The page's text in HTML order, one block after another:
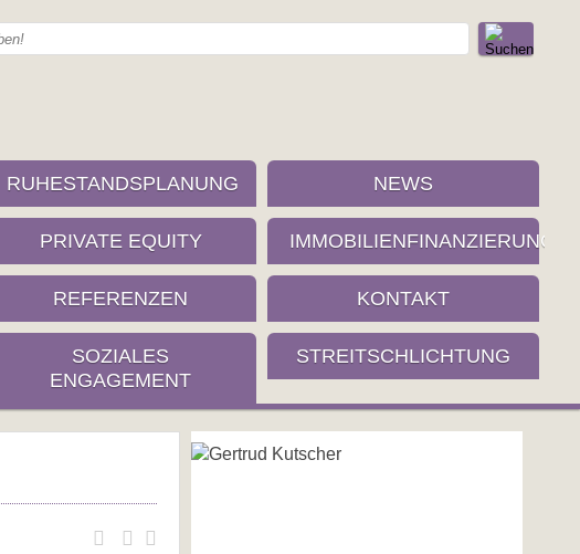
RUHESTANDSPLANUNG NEWS
PRIVATE EQUITY IMMOBILIENFINANZIERUNG
REFERENZEN KONTAKT
SOZIALES
ENGAGEMENT
STREITSCHLICHTUNG